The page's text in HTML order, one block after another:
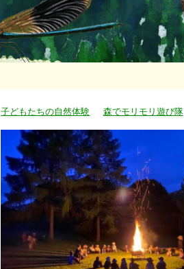
子どもたちの自然体験 森でモリモリ遊び隊